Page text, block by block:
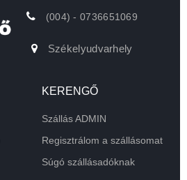
(004) - 0736651069
Székelyudvarhely
KERENGŐ
Szállás ADMIN
Regisztrálom a szállásomat
Súgó szállásadóknak